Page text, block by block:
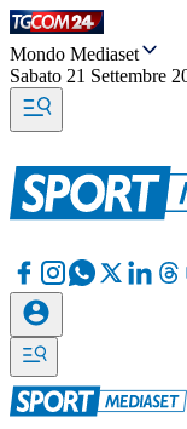
Mondo Mediaset
Sabato 21 Settembre